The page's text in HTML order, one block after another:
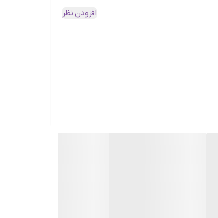
افزودن نظر